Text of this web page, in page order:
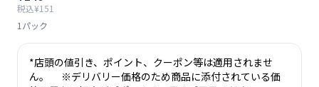
税込¥151
1パック
*店頭の値引き、ポイント、クーポン等は適用されませ
ん。 ※デリバリー価格のため商品に添付されている価